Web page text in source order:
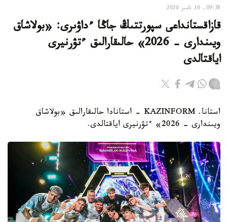
09:38, 10 تامىز 2026
قازاقستانداعى سپورتتىڭ جاڭا ءداۋىرى: «بولاشاق
ويىندارى - 2026» حالىقارالىق ءتۋرنيرى
اياقتالدى
استانا. KAZINFORM - استانادا حالىقارالىق «بولاشاق
ويىندارى - 2026» ءتۋرنيرى اياقتالدى.